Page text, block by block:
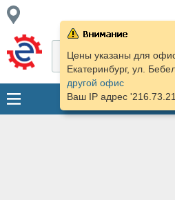
Цены указаны для
Екатеринбург, ул.
другой офис
Ваш IP адрес